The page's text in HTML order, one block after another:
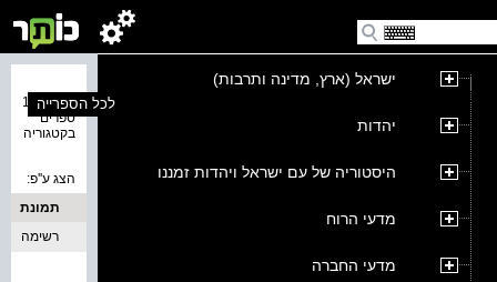
ישראל (ארץ, מדינה ותרבות)
יהדות
היסטוריה של עם ישראל ויהדות זמננו
מדעי הרוח
מדעי החברה
נמצאו 11
ספרים
בקטגוריה
לכל הספרייה
הצג ע''פ:
תמונת
כריכה
רשימה